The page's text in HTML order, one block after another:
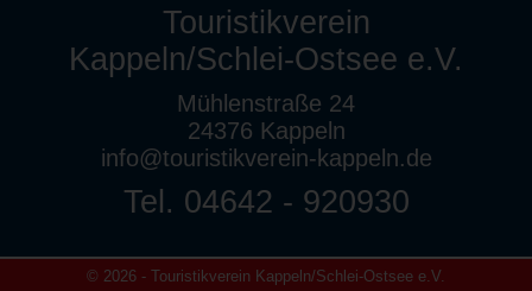
Touristikverein
Kappeln/Schlei-Ostsee e.V.
Mühlenstraße 24
24376 Kappeln
info@touristikverein-kappeln.de
Tel. 04642 - 920930
© 2026 - Touristikverein Kappeln/Schlei-Ostsee e.V.